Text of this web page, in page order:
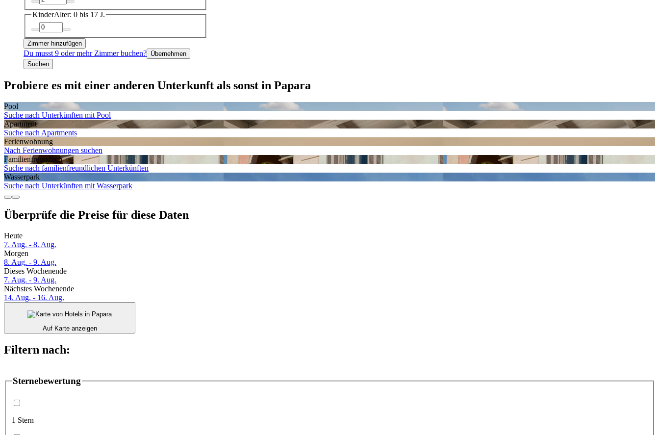
KinderAlter: 0 bis 17 J.
Zimmer hinzufügen
Du musst 9 oder mehr Zimmer buchen? Übernehmen
Suchen
Probiere es mit einer anderen Unterkunft als sonst in Papara
Pool
Suche nach Unterkünften mit Pool
Apartment
Suche nach Apartments
Ferien­wohnung
Nach Ferienwohnungen suchen
Familien­freundlich
Suche nach familienfreundlichen Unterkünften
Wasserpark
Suche nach Unterkünften mit Wasserpark
Überprüfe die Preise für diese Daten
Heute
7. Aug. - 8. Aug.
Morgen
8. Aug. - 9. Aug.
Dieses Wochenende
7. Aug. - 9. Aug.
Nächstes Wochenende
14. Aug. - 16. Aug.
Auf Karte anzeigen
Filtern nach:
Sternebewertung
1 Stern